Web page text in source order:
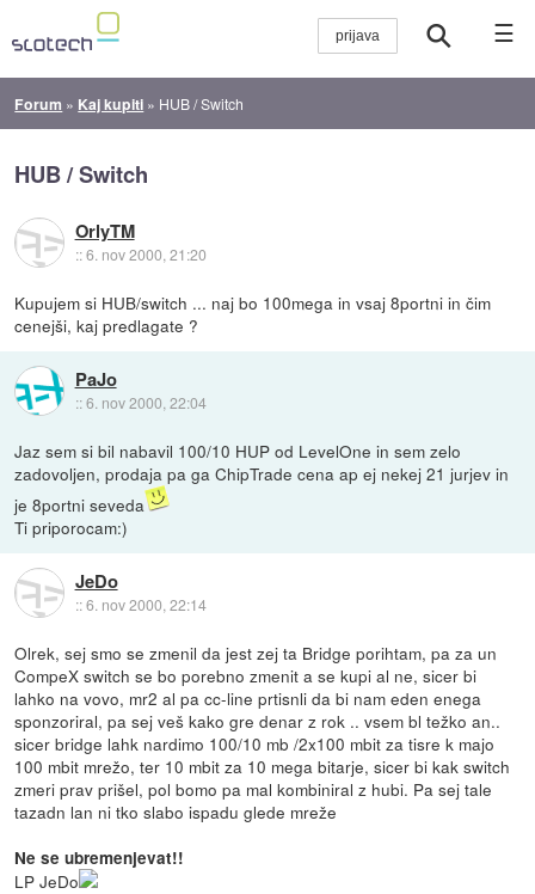
☰
Forum » Kaj kupiti » HUB / Switch
HUB / Switch
OrlyTM
::6. nov 2000, 21:20
Kupujem si HUB/switch ... naj bo 100mega in vsaj 8portni in čim
cenejši, kaj predlagate ?
PaJo
::6. nov 2000, 22:04
Jaz sem si bil nabavil 100/10 HUP od LevelOne in sem zelo
zadovoljen, prodaja pa ga ChipTrade cena ap ej nekej 21 jurjev in
je 8portni seveda
Ti priporocam:)
JeDo
::6. nov 2000, 22:14
Olrek, sej smo se zmenil da jest zej ta Bridge porihtam, pa za un
CompeX switch se bo porebno zmenit a se kupi al ne, sicer bi
lahko na vovo, mr2 al pa cc-line prtisnli da bi nam eden enega
sponzoriral, pa sej veš kako gre denar z rok .. vsem bl težko an..
sicer bridge lahk nardimo 100/10 mb /2x100 mbit za tisre k majo
100 mbit mrežo, ter 10 mbit za 10 mega bitarje, sicer bi kak switch
zmeri prav prišel, pol bomo pa mal kombiniral z hubi. Pa sej tale
tazadn lan ni tko slabo ispadu glede mreže
Ne se ubremenjevat!!
LP JeDo